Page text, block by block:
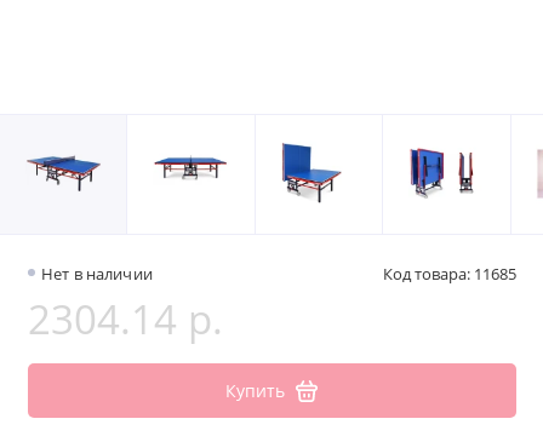
Нет в наличии Код товара: 11685
2304.14 р.
Купить